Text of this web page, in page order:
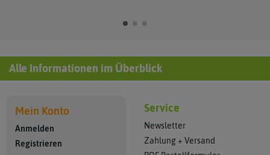
Alle Informationen im Überblick
Mein Konto
Anmelden
Registrieren
Service
Newsletter
Zahlung + Versand